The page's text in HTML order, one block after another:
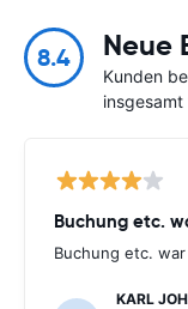
8.4 Neue
Kunden
Buchung etc.
Buchung etc.
KARL